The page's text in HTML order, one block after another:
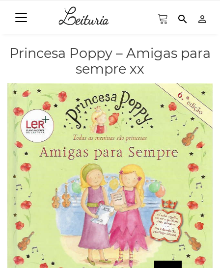
search person_outline
Princesa Poppy – Amigas para
sempre xx